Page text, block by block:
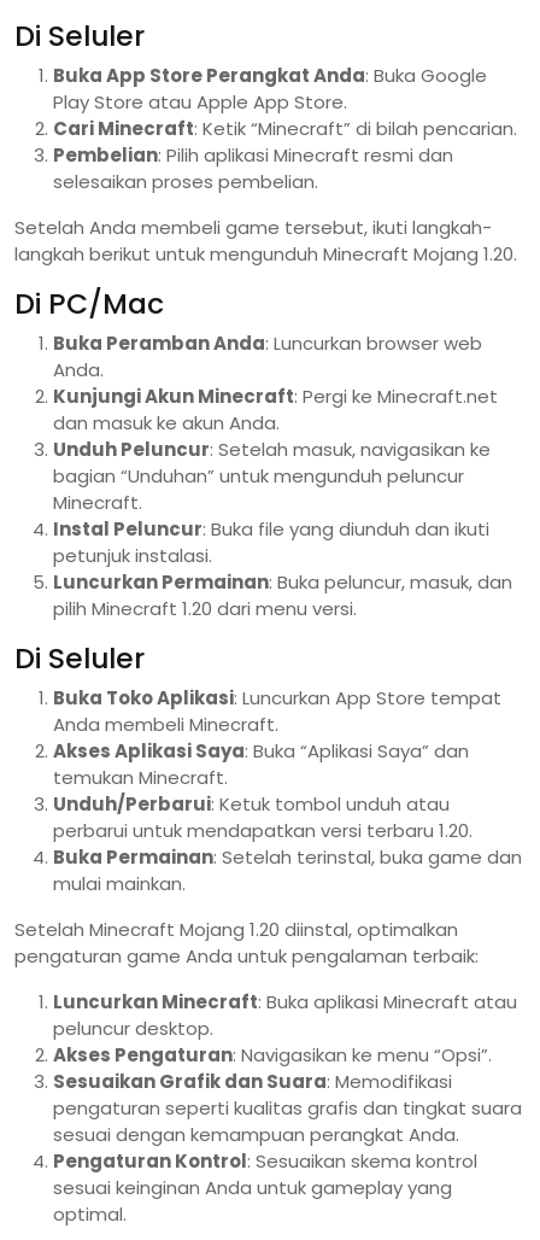
Di Seluler
Buka App Store Perangkat Anda: Buka Google
Play Store atau Apple App Store.
Cari Minecraft: Ketik “Minecraft” di bilah pencarian.
Pembelian: Pilih aplikasi Minecraft resmi dan
selesaikan proses pembelian.
Setelah Anda membeli game tersebut, ikuti langkah-
langkah berikut untuk mengunduh Minecraft Mojang 1.20.
Di PC/Mac
Buka Peramban Anda: Luncurkan browser web
Anda.
Kunjungi Akun Minecraft: Pergi ke Minecraft.net
dan masuk ke akun Anda.
Unduh Peluncur: Setelah masuk, navigasikan ke
bagian “Unduhan” untuk mengunduh peluncur
Minecraft.
Instal Peluncur: Buka file yang diunduh dan ikuti
petunjuk instalasi.
Luncurkan Permainan: Buka peluncur, masuk, dan
pilih Minecraft 1.20 dari menu versi.
Di Seluler
Buka Toko Aplikasi: Luncurkan App Store tempat
Anda membeli Minecraft.
Akses Aplikasi Saya: Buka “Aplikasi Saya” dan
temukan Minecraft.
Unduh/Perbarui: Ketuk tombol unduh atau
perbarui untuk mendapatkan versi terbaru 1.20.
Buka Permainan: Setelah terinstal, buka game dan
mulai mainkan.
Setelah Minecraft Mojang 1.20 diinstal, optimalkan
pengaturan game Anda untuk pengalaman terbaik:
Luncurkan Minecraft: Buka aplikasi Minecraft atau
peluncur desktop.
Akses Pengaturan: Navigasikan ke menu “Opsi”.
Sesuaikan Grafik dan Suara: Memodifikasi
pengaturan seperti kualitas grafis dan tingkat suara
sesuai dengan kemampuan perangkat Anda.
Pengaturan Kontrol: Sesuaikan skema kontrol
sesuai keinginan Anda untuk gameplay yang
optimal.